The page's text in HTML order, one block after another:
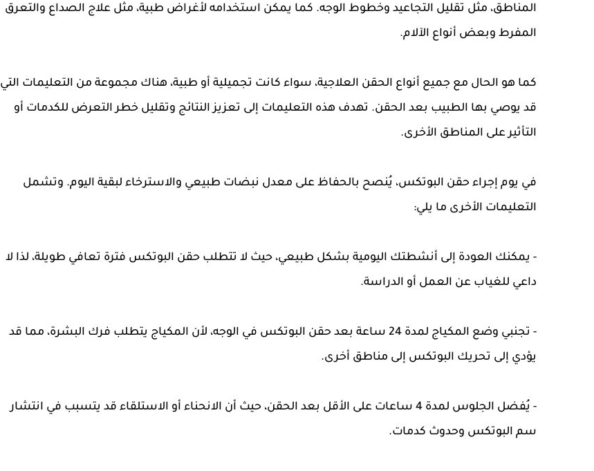
المناطق، مثل تقليل التجاعيد وخطوط الوجه. كما يمكن استخدامه لأغراض طبية، مثل علاج الصداع والتعرق
المفرط وبعض أنواع الآلام.
كما هو الحال مع جميع أنواع الحقن العلاجية، سواء كانت تجميلية أو طبية، هناك مجموعة من التعليمات التي
قد يوصي بها الطبيب بعد الحقن. تهدف هذه التعليمات إلى تعزيز النتائج وتقليل خطر التعرض للكدمات أو
التأثير على المناطق الأخرى.
في يوم إجراء حقن البوتكس، يُنصح بالحفاظ على معدل نبضات طبيعي والاسترخاء لبقية اليوم. وتشمل
التعليمات الأخرى ما يلي:
- يمكنك العودة إلى أنشطتك اليومية بشكل طبيعي، حيث لا تتطلب حقن البوتكس فترة تعافي طويلة، لذا لا
داعي للغياب عن العمل أو الدراسة.
- تجنبي وضع المكياج لمدة 24 ساعة بعد حقن البوتكس في الوجه، لأن المكياج يتطلب فرك البشرة، مما قد
يؤدي إلى تحريك البوتكس إلى مناطق أخرى.
- يُفضل الجلوس لمدة 4 ساعات على الأقل بعد الحقن، حيث أن الانحناء أو الاستلقاء قد يتسبب في انتشار
سم البوتكس وحدوث كدمات.